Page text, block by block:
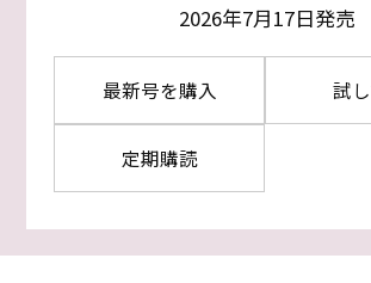
2026年7月17日発売
最新号を購入 試
定期購読